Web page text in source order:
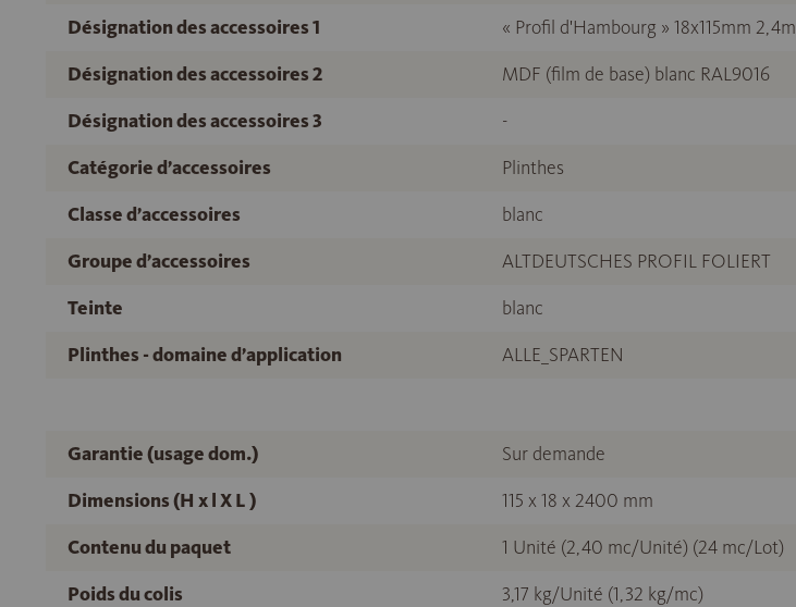
Désignation des accessoires 1
« Profil d'Hambourg » 18x115mm 2,4m
Désignation des accessoires 2
MDF (film de base) blanc RAL9016
Désignation des accessoires 3
-
Catégorie d’accessoires
Plinthes
Classe d’accessoires
blanc
Groupe d’accessoires
ALTDEUTSCHES PROFIL FOLIERT
Teinte
blanc
Plinthes - domaine d’application
ALLE_SPARTEN
Garantie (usage dom.)
Sur demande
Dimensions (H x l X L )
115 x 18 x 2400 mm
Contenu du paquet
1 Unité (2,40 mc/Unité) (24 mc/Lot)
Poids du colis
3,17 kg/Unité (1,32 kg/mc)